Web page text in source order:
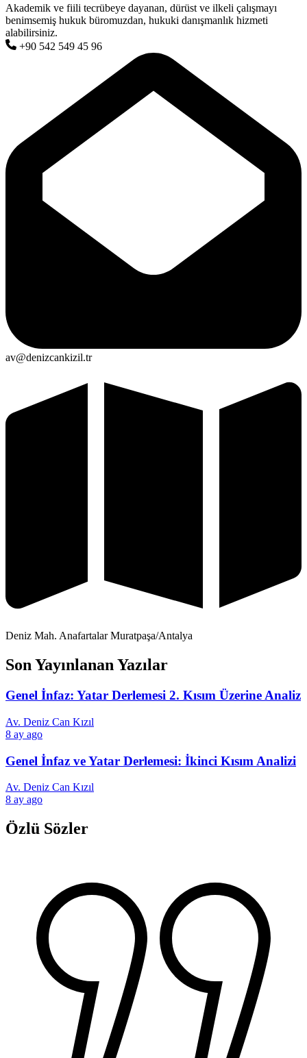
Akademik ve fiili tecrübeye dayanan, dürüst ve ilkeli çalışmayı
benimsemiş hukuk büromuzdan, hukuki danışmanlık hizmeti
alabilirsiniz.
+90 542 549 45 96
av@denizcankizil.tr
Deniz Mah. Anafartalar Muratpaşa/Antalya
Son Yayınlanan Yazılar
Genel İnfaz: Yatar Derlemesi 2. Kısım Üzerine Analiz
Av. Deniz Can Kızıl
8 ay ago
Genel İnfaz ve Yatar Derlemesi: İkinci Kısım Analizi
Av. Deniz Can Kızıl
8 ay ago
Özlü Sözler